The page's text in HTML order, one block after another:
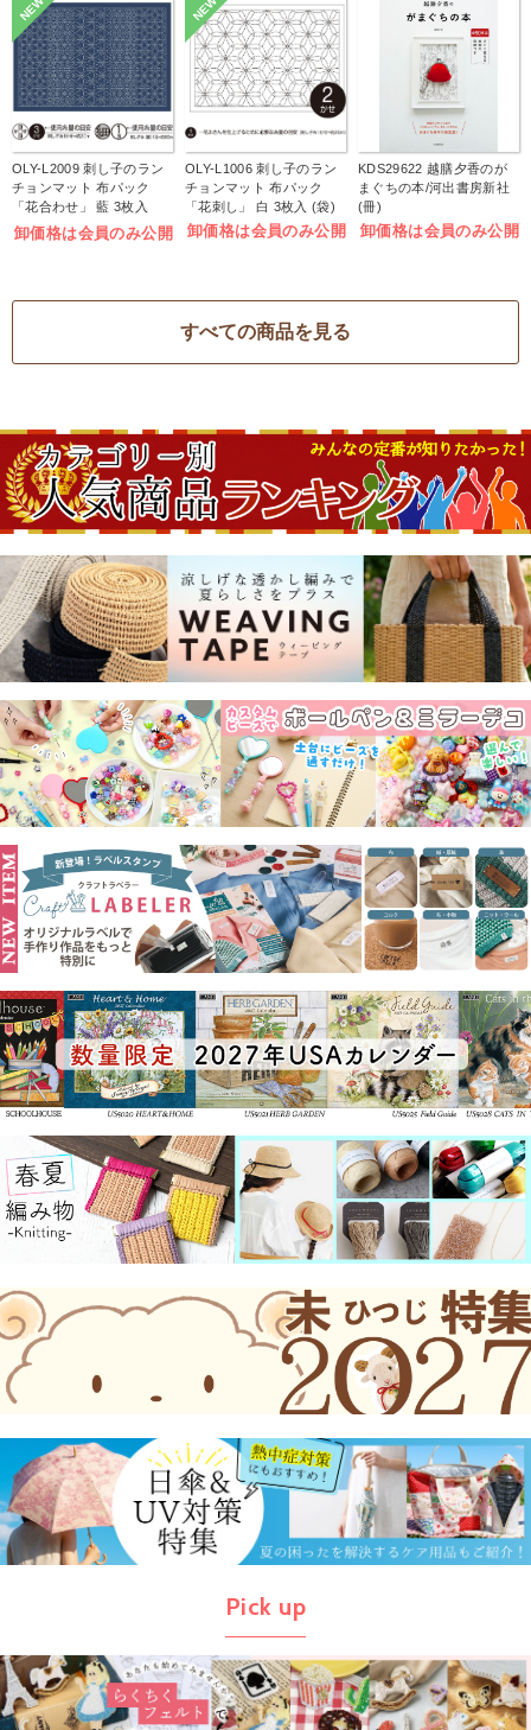
NEW
OLY-L2009 刺し子のラン
チョンマット 布パック
「花合わせ」 藍 3枚入
(袋)
卸価格は会員のみ公開
NEW
OLY-L1006 刺し子のラン
チョンマット 布パック
「花刺し」 白 3枚入 (袋)
卸価格は会員のみ公開
KDS29622 越膳夕香のが
まぐちの本/河出書房新社
(冊)
卸価格は会員のみ公開
すべての商品を見る
Pick up